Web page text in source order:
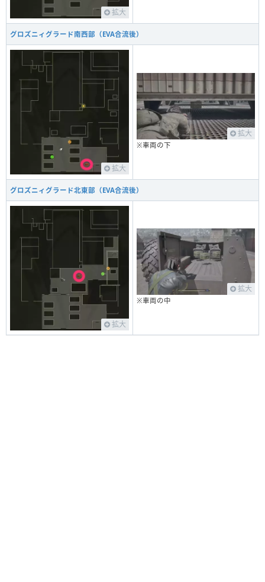
拡大
グロズニィグラード南西部（EVA合流後）
拡大
拡大
※車両の下
グロズニィグラード北東部（EVA合流後）
拡大
拡大
※車両の中